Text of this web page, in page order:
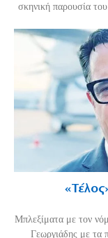
σκηνική παρουσία
Μπλεξίματα με τον
Γεωργιάδης με τα